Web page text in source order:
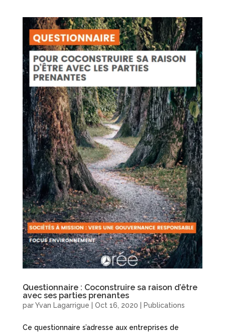
Questionnaire : Coconstruire sa raison d’être
avec ses parties prenantes
parYvan Lagarrigue Oct 16, 2020 Publications
Ce questionnaire s’adresse aux entreprises de